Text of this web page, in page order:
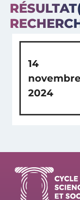
14
novembre
2024